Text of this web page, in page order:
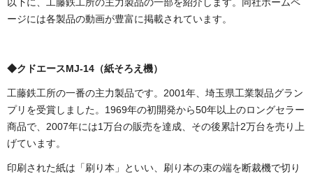
ージには各製品の動画が豊富に掲載されています。
◆クドエースMJ-14（紙そろえ機）
工藤鉄工所の一番の主力製品です。2001年、埼玉県工業製品グラン
プリを受賞しました。1969年の初開発から50年以上のロングセラー
商品で、2007年には1万台の販売を達成、その後累計2万台を売り上
げています。
印刷された紙は「刷り本」といい、刷り本の束の端を断裁機で切り